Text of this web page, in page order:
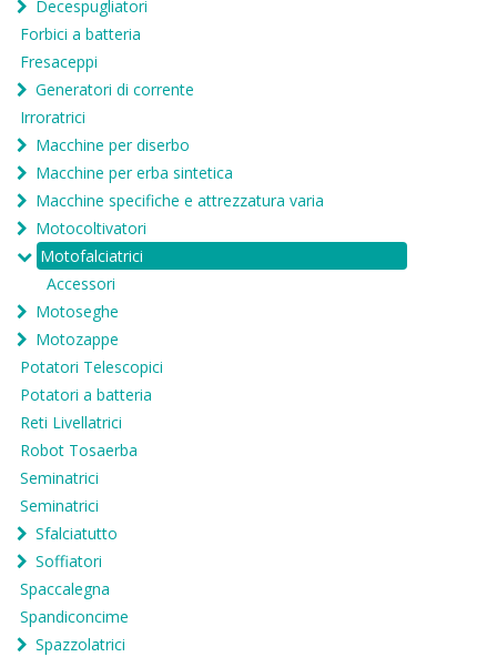
Decespugliatori
Forbici a batteria
Fresaceppi
Generatori di corrente
Irroratrici
Macchine per diserbo
Macchine per erba sintetica
Macchine specifiche e attrezzatura varia
Motocoltivatori
Motofalciatrici
Accessori
Motoseghe
Motozappe
Potatori Telescopici
Potatori a batteria
Reti Livellatrici
Robot Tosaerba
Seminatrici
Seminatrici
Sfalciatutto
Soffiatori
Spaccalegna
Spandiconcime
Spazzolatrici